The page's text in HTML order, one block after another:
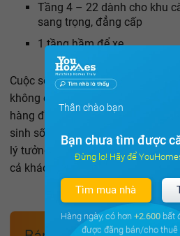
Tầng 4 – 22 dành cho khu
sang trọng, đẳng cấp
1 tầng hầm để xe
Cuộc sống hiện đại và tiện nghi
không còn lo sợ kẹt xe hay thời
hàng đều có thể trải nghiệm tiện
sinh sống. Nếu đang loay hoay
lý tưởng thì Central Garden sẽ là
cả khách hàng của YouHomes.
Thân chào bạn
Bạn chưa tìm được
Đừng lo! Hãy để
Tìm mua nhà
Hàng ngày, có hơn +2.600bất
được đăng bán/cho thuê